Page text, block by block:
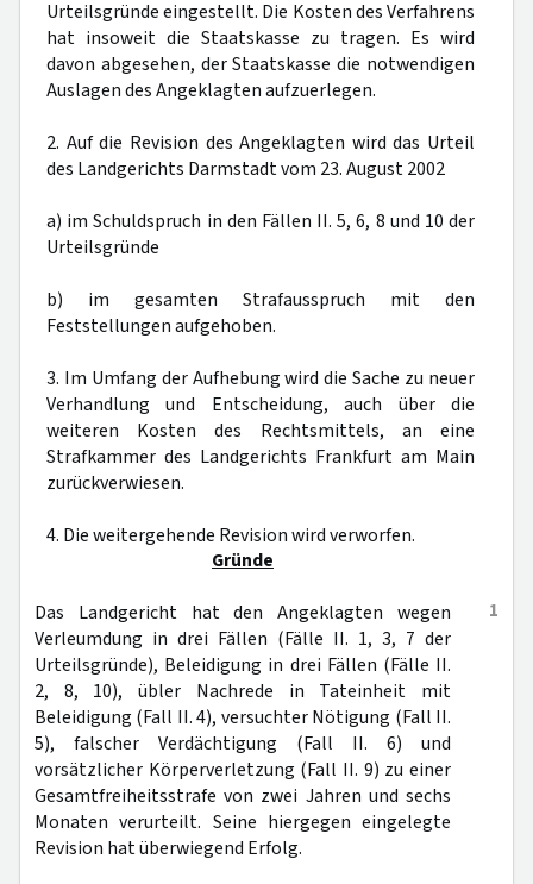
Urteilsgründe eingestellt. Die Kosten des Verfahrens
hat insoweit die Staatskasse zu tragen. Es wird
davon abgesehen, der Staatskasse die notwendigen
Auslagen des Angeklagten aufzuerlegen.
2. Auf die Revision des Angeklagten wird das Urteil
des Landgerichts Darmstadt vom 23. August 2002
a) im Schuldspruch in den Fällen II. 5, 6, 8 und 10 der
Urteilsgründe
b) im gesamten Strafausspruch mit den
Feststellungen aufgehoben.
3. Im Umfang der Aufhebung wird die Sache zu neuer
Verhandlung und Entscheidung, auch über die
weiteren Kosten des Rechtsmittels, an eine
Strafkammer des Landgerichts Frankfurt am Main
zurückverwiesen.
4. Die weitergehende Revision wird verworfen.
Gründe
1
Das Landgericht hat den Angeklagten wegen
Verleumdung in drei Fällen (Fälle II. 1, 3, 7 der
Urteilsgründe), Beleidigung in drei Fällen (Fälle II.
2, 8, 10), übler Nachrede in Tateinheit mit
Beleidigung (Fall II. 4), versuchter Nötigung (Fall II.
5), falscher Verdächtigung (Fall II. 6) und
vorsätzlicher Körperverletzung (Fall II. 9) zu einer
Gesamtfreiheitsstrafe von zwei Jahren und sechs
Monaten verurteilt. Seine hiergegen eingelegte
Revision hat überwiegend Erfolg.